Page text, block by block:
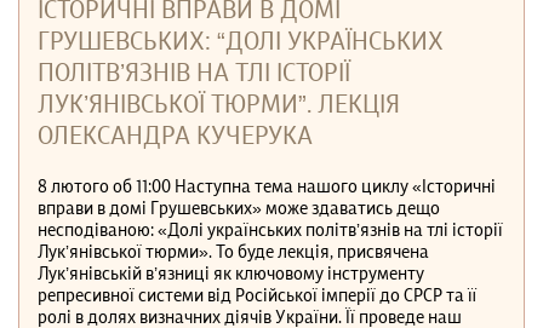
ІСТОРИЧНІ ВПРАВИ В ДОМІ
ГРУШЕВСЬКИХ: “ДОЛІ УКРАЇНСЬКИХ
ПОЛІТВʼЯЗНІВ НА ТЛІ ІСТОРІЇ
ЛУКʼЯНІВСЬКОЇ ТЮРМИ”. ЛЕКЦІЯ
ОЛЕКСАНДРА КУЧЕРУКА
8 лютого об 11:00 Наступна тема нашого циклу «Історичні
вправи в домі Грушевських» може здаватись дещо
несподіваною: «Долі українських політвʼязнів на тлі історії
Лукʼянівської тюрми». То буде лекція, присвячена
Лук’янівській в’язниці як ключовому інструменту
репресивної системи від Російської імперії до СРСР та її
ролі в долях визначних діячів України. Її проведе наш